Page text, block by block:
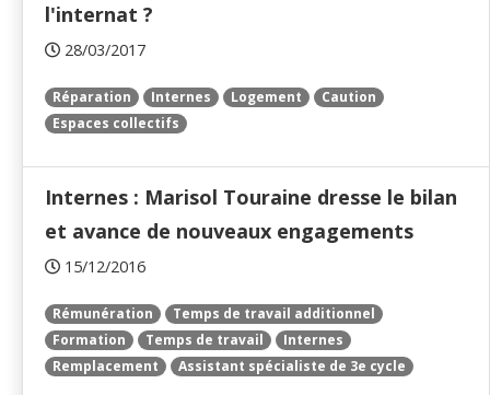
l'internat ?
28/03/2017
Réparation Internes Logement
Caution
Espaces collectifs
Internes : Marisol Touraine dresse le bilan
et avance de nouveaux engagements
15/12/2016
Rémunération
Temps de travail additionnel
Formation
Temps de travail
Internes
Remplacement
Assistant spécialiste de 3e cycle